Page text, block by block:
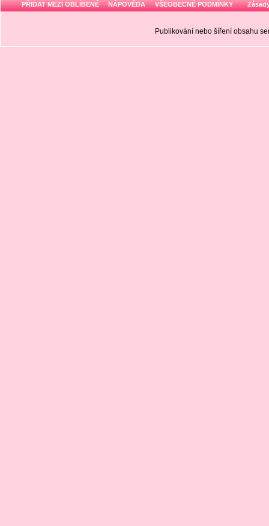
PŘIDAT MEZI OBLÍBENÉ NÁPOVĚDA VŠEOBECNÉ PODMÍNKY
Publikování nebo šíření obsahu